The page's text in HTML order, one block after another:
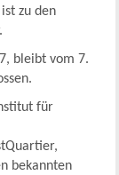
zu den
bleibt vom 7.
für
bekannten